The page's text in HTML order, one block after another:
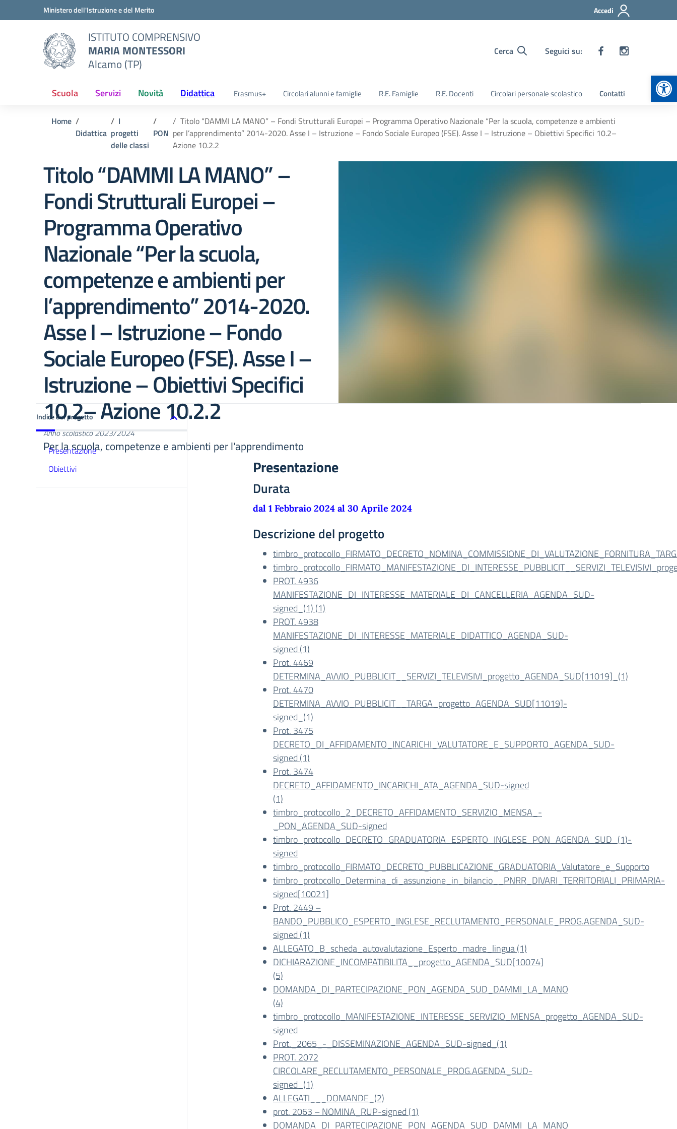
Vai ai contenuti
Vai al menu di navigazioneMinistero dell'Istruzione e del Merito Accedi
ISTITUTO COMPRENSIVO
MARIA MONTESSORI
Alcamo (TP)
Cerca Seguici su:
Scuola Servizi Novità Didattica Erasmus+ Circolari alunni e famiglie R.E. Famiglie R.E. Docenti Circolari personale scolastico Contatti
Home
Didattica
I
progetti
delle classi
PON
Titolo “DAMMI LA MANO” – Fondi Strutturali Europei – Programma Operativo Nazionale “Per la scuola, competenze e ambienti
per l’apprendimento” 2014-2020. Asse I – Istruzione – Fondo Sociale Europeo (FSE). Asse I – Istruzione – Obiettivi Specifici 10.2–
Azione 10.2.2
Titolo “DAMMI LA MANO” –
Fondi Strutturali Europei –
Programma Operativo
Nazionale “Per la scuola,
competenze e ambienti per
l’apprendimento” 2014-2020.
Asse I – Istruzione – Fondo
Sociale Europeo (FSE). Asse I –
Istruzione – Obiettivi Specifici
10.2– Azione 10.2.2
Anno scolastico 2023/2024
Per la scuola, competenze e ambienti per l'apprendimento
Indice del progetto
Presentazione
Obiettivi
Presentazione
Durata
dal 1 Febbraio 2024 al 30 Aprile 2024
Descrizione del progetto
PROT. 4936
MANIFESTAZIONE_DI_INTERESSE_MATERIALE_DI_CANCELLERIA_AGENDA_SUD-
signed_(1) (1)
PROT. 4938
MANIFESTAZIONE_DI_INTERESSE_MATERIALE_DIDATTICO_AGENDA_SUD-
signed (1)
Prot. 4469
DETERMINA_AVVIO_PUBBLICIT__SERVIZI_TELEVISIVI_progetto_AGENDA_SUD[11019]_(1)
Prot. 4470
DETERMINA_AVVIO_PUBBLICIT__TARGA_progetto_AGENDA_SUD[11019]-
signed_(1)
Prot. 3475
DECRETO_DI_AFFIDAMENTO_INCARICHI_VALUTATORE_E_SUPPORTO_AGENDA_SUD-
signed (1)
Prot. 3474
DECRETO_AFFIDAMENTO_INCARICHI_ATA_AGENDA_SUD-signed
(1)
timbro_protocollo_2_DECRETO_AFFIDAMENTO_SERVIZIO_MENSA_-
_PON_AGENDA_SUD-signed
timbro_protocollo_DECRETO_GRADUATORIA_ESPERTO_INGLESE_PON_AGENDA_SUD_(1)-
signed
timbro_protocollo_FIRMATO_DECRETO_PUBBLICAZIONE_GRADUATORIA_Valutatore_e_Supporto
timbro_protocollo_Determina_di_assunzione_in_bilancio__PNRR_DIVARI_TERRITORIALI_PRIMARIA-
signed[10021]
Prot. 2449 –
BANDO_PUBBLICO_ESPERTO_INGLESE_RECLUTAMENTO_PERSONALE_PROG.AGENDA_SUD-
signed (1)
ALLEGATO_B_scheda_autovalutazione_Esperto_madre_lingua (1)
DICHIARAZIONE_INCOMPATIBILITA__progetto_AGENDA_SUD[10074]
(5)
DOMANDA_DI_PARTECIPAZIONE_PON_AGENDA_SUD_DAMMI_LA_MANO
(4)
timbro_protocollo_MANIFESTAZIONE_INTERESSE_SERVIZIO_MENSA_progetto_AGENDA_SUD-
signed
Prot._2065_-_DISSEMINAZIONE_AGENDA_SUD-signed_(1)
PROT. 2072
CIRCOLARE_RECLUTAMENTO_PERSONALE_PROG.AGENDA_SUD-
signed_(1)
ALLEGATI___DOMANDE_(2)
prot. 2063 – NOMINA_RUP-signed (1)
DOMANDA_DI_PARTECIPAZIONE_PON_AGENDA_SUD_DAMMI_LA_MANO